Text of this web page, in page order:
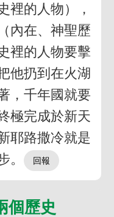
裡的人物），
內在、神聖歷
裡的人物要擊
他扔到在火湖
，千年國就要
極完成於新天
耶路撒冷就是
。
個歷史